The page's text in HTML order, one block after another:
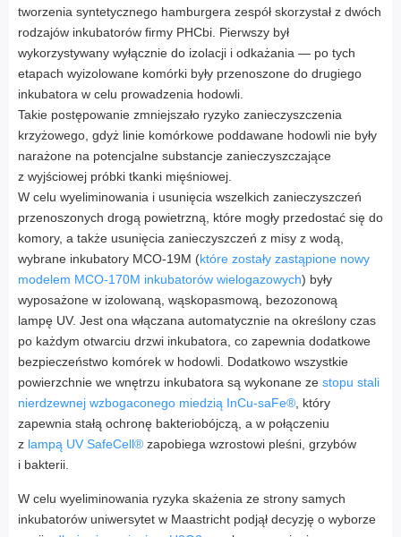
tworzenia syntetycznego hamburgera zespół skorzystał z dwóch
rodzajów inkubatorów firmy PHCbi. Pierwszy był
wykorzystywany wyłącznie do izolacji i odkażania — po tych
etapach wyizolowane komórki były przenoszone do drugiego
inkubatora w celu prowadzenia hodowli.
Takie postępowanie zmniejszało ryzyko zanieczyszczenia
krzyżowego, gdyż linie komórkowe poddawane hodowli nie były
narażone na potencjalne substancje zanieczyszczające
z wyjściowej próbki tkanki mięśniowej.
W celu wyeliminowania i usunięcia wszelkich zanieczyszczeń
przenoszonych drogą powietrzną, które mogły przedostać się do
komory, a także usunięcia zanieczyszczeń z misy z wodą,
wybrane inkubatory MCO-19M (które zostały zastąpione nowy
modelem MCO-170M inkubatorów wielogazowych) były
wyposażone w izolowaną, wąskopasmową, bezozonową
lampę UV. Jest ona włączana automatycznie na określony czas
po każdym otwarciu drzwi inkubatora, co zapewnia dodatkowe
bezpieczeństwo komórek w hodowli. Dodatkowo wszystkie
powierzchnie we wnętrzu inkubatora są wykonane ze stopu stali
nierdzewnej wzbogaconego miedzią InCu-saFe®, który
zapewnia stałą ochronę bakteriobójczą, a w połączeniu
z lampą UV SafeCell® zapobiega wzrostowi pleśni, grzybów
i bakterii.
W celu wyeliminowania ryzyka skażenia ze strony samych
inkubatorów uniwersytet w Maastricht podjął decyzję o wyborze